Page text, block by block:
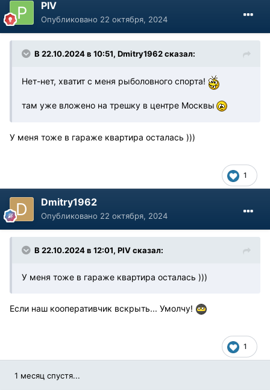
PIV
Опубликовано 22 октября, 2024
В 22.10.2024 в 10:51, Dmitry1962сказал:
Нет-нет, хватит с меня рыболовного спорта!
там уже вложено на трешку в центре Москвы
У меня тоже в гараже квартира осталась )))
1
Dmitry1962
Опубликовано 22 октября, 2024
В 22.10.2024 в 12:01, PIVсказал:
У меня тоже в гараже квартира осталась )))
Если наш кооперативчик вскрыть... Умолчу!
1
1 месяц спустя...